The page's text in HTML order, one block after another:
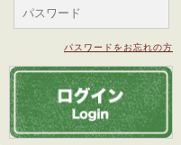
パスワードをお忘れの方